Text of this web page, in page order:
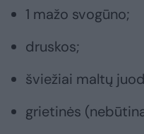
1 mažo svogūno;
druskos;
šviežiai maltų
grietinės